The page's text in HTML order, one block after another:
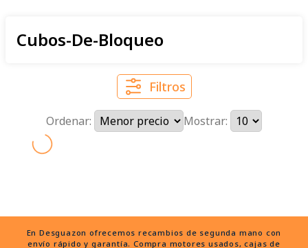
Cubos-De-Bloqueo
Filtros
Ordenar: Mostrar:
envío rápido y garantía. Compra motores usados, cajas de
cambio, alternadores, turbos y más piezas para tu coche con
total seguridad. Envíos en 24-72h a toda España.